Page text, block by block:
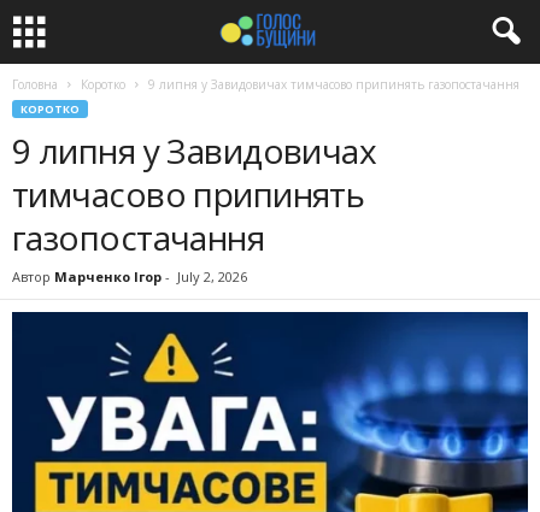
Головна Коротко 9 липня у Завидовичах тимчасово припинять газопостачання
КОРОТКО
9 липня у Завидовичах
тимчасово припинять
газопостачання
Автор Марченко Ігор - July 2, 2026